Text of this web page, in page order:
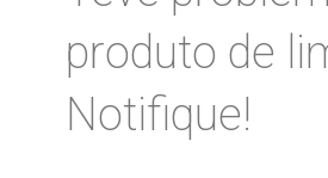
produto de
Notifique!